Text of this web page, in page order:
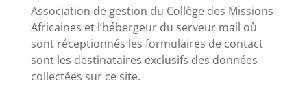
Association de gestion du Collège des Missions
Africaines et l’hébergeur du serveur mail où
sont réceptionnés les formulaires de contact
sont les destinataires exclusifs des données
collectées sur ce site.